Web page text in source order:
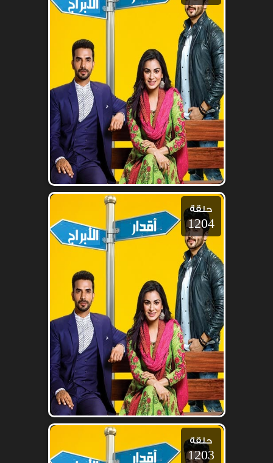
حلقة
1204
حلقة
1203